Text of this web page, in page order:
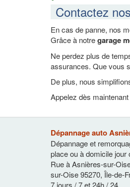
Contactez
En cas de panne, nos
Grâce à notregarage
Ne perdez plus de
assurances. Que vous
De plus, nous
Appelez dès
Dépannage auto
Dépannage et
place ou à domicile jour
Rue à Asnières-sur-
sur-Oise95270, Île-de-
7 jours / 7 et 24h / 24